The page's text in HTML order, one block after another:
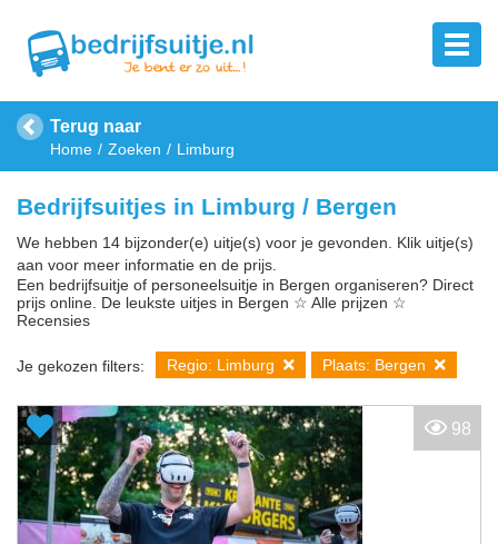
Terug naar
Home Zoeken Limburg
Bedrijfsuitjes in Limburg / Bergen
We hebben 14 bijzonder(e) uitje(s) voor je gevonden. Klik uitje(s)
aan voor meer informatie en de prijs.
Een bedrijfsuitje of personeelsuitje in Bergen organiseren? Direct
prijs online. De leukste uitjes in Bergen ☆ Alle prijzen ☆
Recensies
Je gekozen filters: Regio: Limburg Plaats: Bergen
98